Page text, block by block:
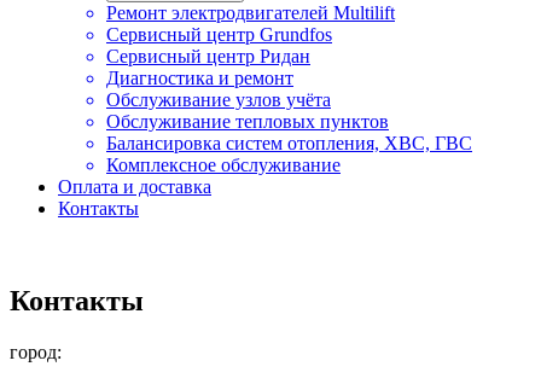
Ремонт электродвигателей Multilift
Сервисный центр Grundfos
Сервисный центр Ридан
Диагностика и ремонт
Обслуживание узлов учёта
Обслуживание тепловых пунктов
Балансировка систем отопления, ХВС, ГВС
Комплексное обслуживание
Оплата и доставка
Контакты
Контакты
город: